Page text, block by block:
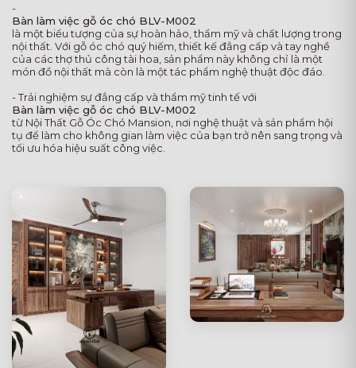
-
Bàn làm việc gỗ óc chó BLV-M002
là một biểu tượng của sự hoàn hảo, thẩm mỹ và chất lượng trong
nội thất. Với gỗ óc chó quý hiếm, thiết kế đẳng cấp và tay nghề
của các thợ thủ công tài hoa, sản phẩm này không chỉ là một
món đồ nội thất mà còn là một tác phẩm nghệ thuật độc đáo.
- Trải nghiệm sự đẳng cấp và thẩm mỹ tinh tế với
Bàn làm việc gỗ óc chó BLV-M002
từ Nội Thất Gỗ Óc Chó Mansion, nơi nghệ thuật và sản phẩm hội
tụ để làm cho không gian làm việc của bạn trở nên sang trọng và
tối ưu hóa hiệu suất công việc.